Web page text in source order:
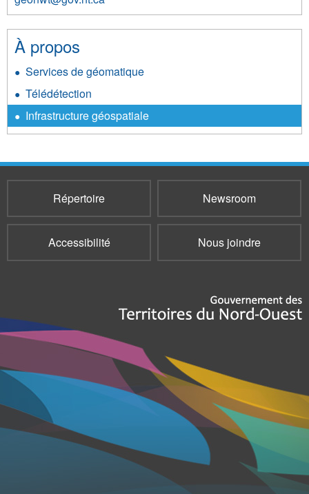
192
À propos
Services de géomatique
Télédétection
Infrastructure géospatiale
Répertoire Newsroom
Accessibilité Nous joindre